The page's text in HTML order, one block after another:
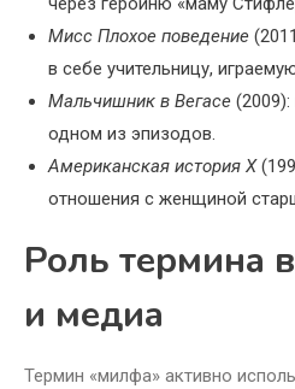
Мисс Плохое поведение
в себе учительницу,
Мальчишник в Вегасе
одном из эпизодов.
Американская история Х
отношения с женщиной
Роль термина
и медиа
Термин «милфа» активно